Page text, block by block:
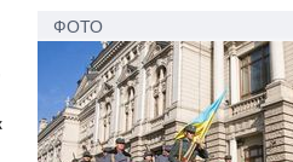
ФОТО